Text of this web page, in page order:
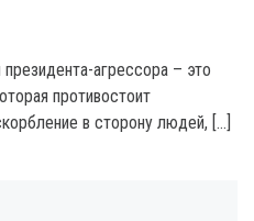
агрессора – это
противостоит
в сторону людей, […]